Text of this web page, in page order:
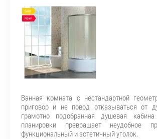
Ванная комната с нестандартной
приговор и не повод отказываться от
грамотно подобранная душевая
планировки превращает неудобное
функциональный и эстетичный уголок.